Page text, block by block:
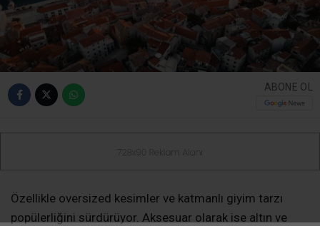
ABONE OL
Özellikle oversized kesimler ve katmanlı giyim tarzı
popülerliğini sürdürüyor. Aksesuar olarak ise altın ve